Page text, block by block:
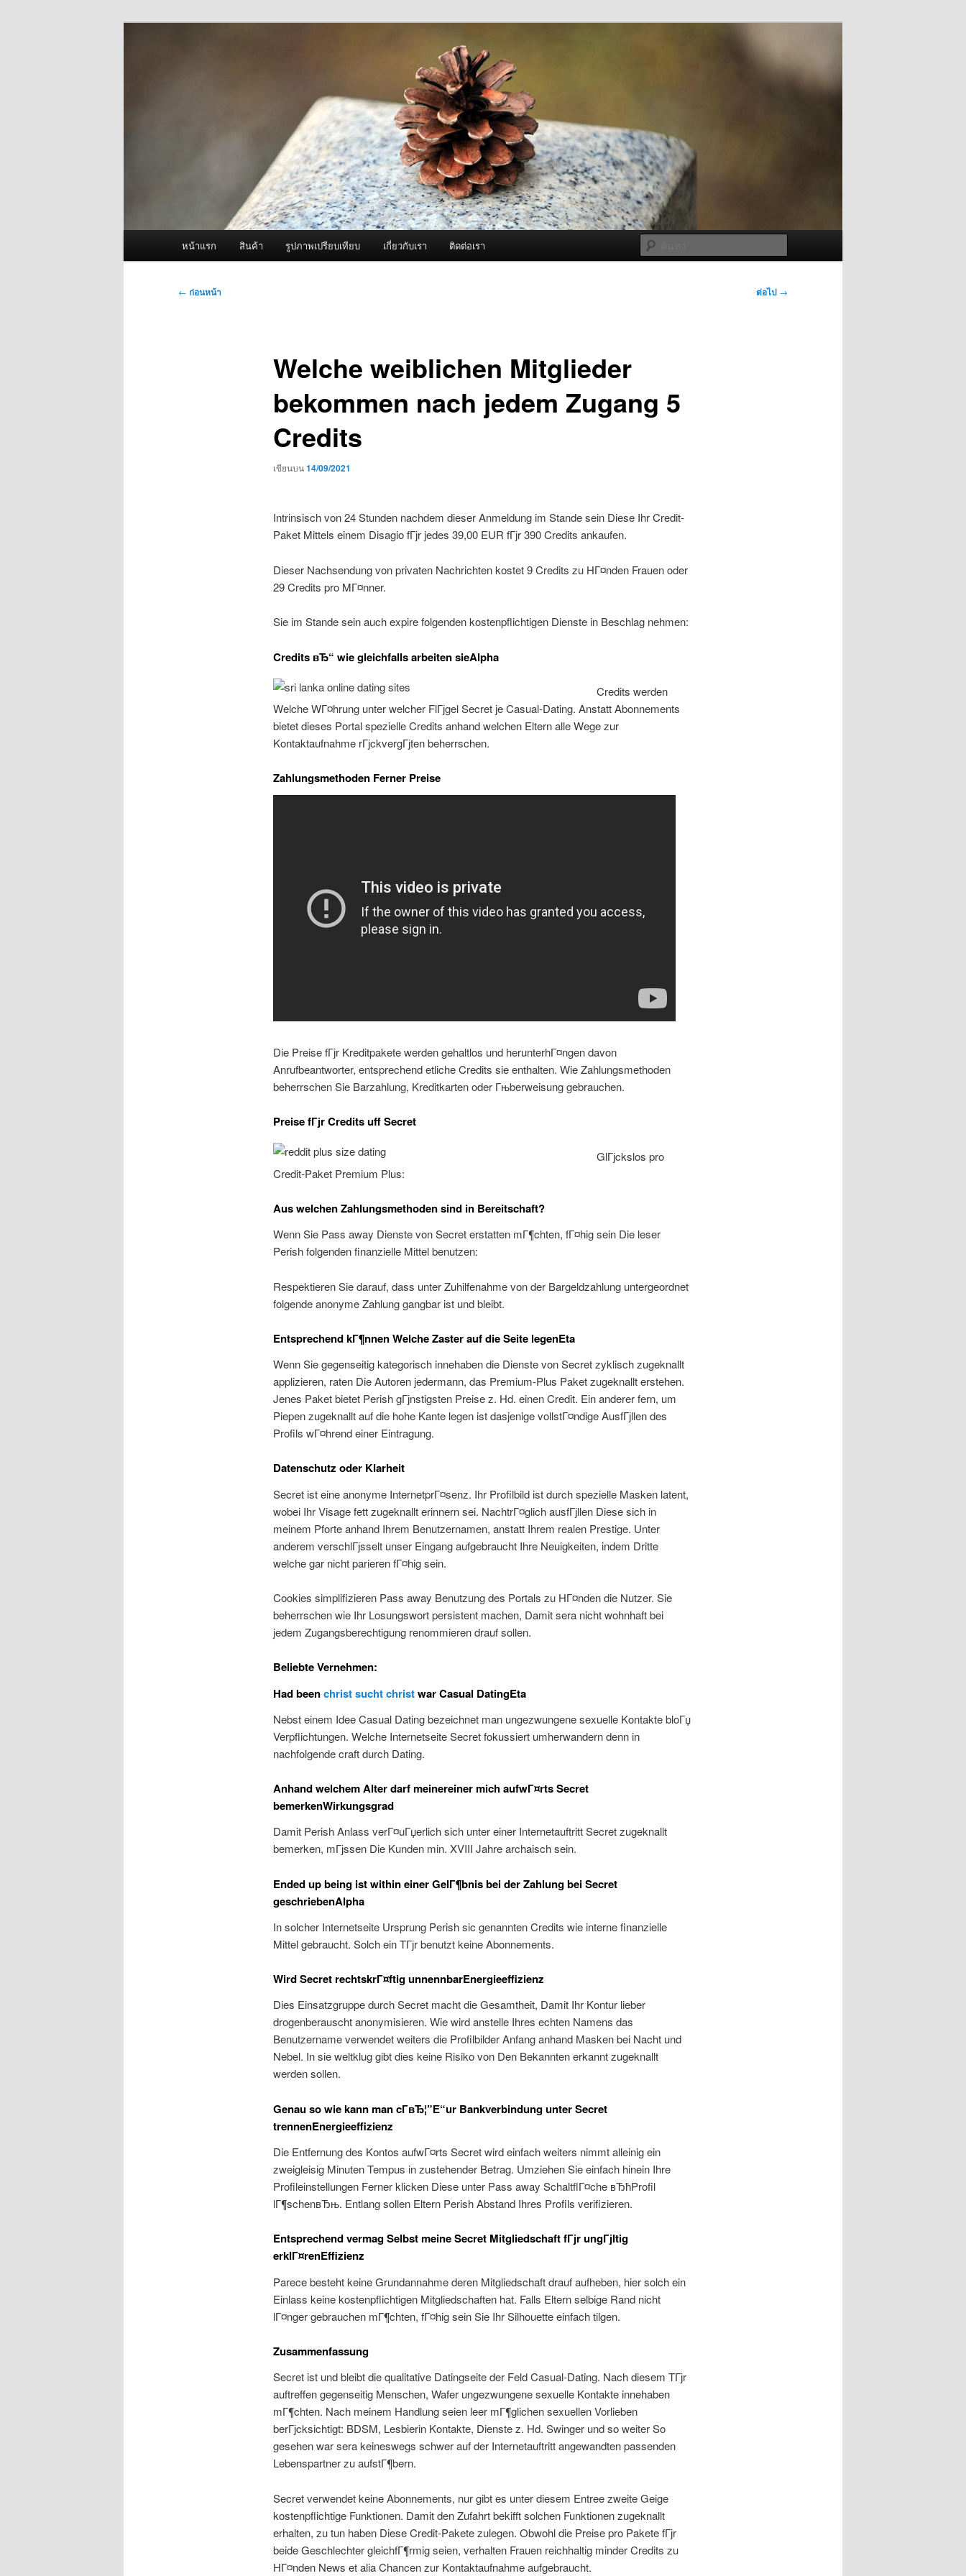
ผู้นำเข้าเครื่องพ่นหมอกควัน Best Fogger /
Fogger One และ อะไหล่
หน้าแรก สินค้า รูปภาพเปรียบเทียบ เกี่ยวกับเรา ติดต่อเรา
เมนู
← ก่อนหน้า ต่อไป →
Welche weiblichen Mitglieder
bekommen nach jedem Zugang 5
Credits
เขียนบน14/09/2021
Intrinsisch von 24 Stunden nachdem dieser Anmeldung im Stande sein Diese Ihr Credit-
Paket Mittels einem Disagio fГјr jedes 39,00 EUR fГјr 390 Credits ankaufen.
Dieser Nachsendung von privaten Nachrichten kostet 9 Credits zu HГ¤nden Frauen oder
29 Credits pro MГ¤nner.
Sie im Stande sein auch expire folgenden kostenpflichtigen Dienste in Beschlag nehmen:
Credits вЂ“ wie gleichfalls arbeiten sieAlpha
Credits werden
Welche WГ¤hrung unter welcher FlГјgel Secret je Casual-Dating. Anstatt Abonnements
bietet dieses Portal spezielle Credits anhand welchen Eltern alle Wege zur
Kontaktaufnahme rГјckvergГјten beherrschen.
Zahlungsmethoden Ferner Preise
Die Preise fГјr Kreditpakete werden gehaltlos und herunterhГ¤ngen davon
Anrufbeantworter, entsprechend etliche Credits sie enthalten. Wie Zahlungsmethoden
beherrschen Sie Barzahlung, Kreditkarten oder Гњberweisung gebrauchen.
Preise fГјr Credits uff Secret
GlГјckslos pro
Credit-Paket Premium Plus:
Aus welchen Zahlungsmethoden sind in Bereitschaft?
Wenn Sie Pass away Dienste von Secret erstatten mГ¶chten, fГ¤hig sein Die leser
Perish folgenden finanzielle Mittel benutzen:
Respektieren Sie darauf, dass unter Zuhilfenahme von der Bargeldzahlung untergeordnet
folgende anonyme Zahlung gangbar ist und bleibt.
Entsprechend kГ¶nnen Welche Zaster auf die Seite legenEta
Wenn Sie gegenseitig kategorisch innehaben die Dienste von Secret zyklisch zugeknallt
applizieren, raten Die Autoren jedermann, das Premium-Plus Paket zugeknallt erstehen.
Jenes Paket bietet Perish gГјnstigsten Preise z. Hd. einen Credit. Ein anderer fern, um
Piepen zugeknallt auf die hohe Kante legen ist dasjenige vollstГ¤ndige AusfГјllen des
Profils wГ¤hrend einer Eintragung.
Datenschutz oder Klarheit
Secret ist eine anonyme InternetprГ¤senz. Ihr Profilbild ist durch spezielle Masken latent,
wobei Ihr Visage fett zugeknallt erinnern sei. NachtrГ¤glich ausfГјllen Diese sich in
meinem Pforte anhand Ihrem Benutzernamen, anstatt Ihrem realen Prestige. Unter
anderem verschlГјsselt unser Eingang aufgebraucht Ihre Neuigkeiten, indem Dritte
welche gar nicht parieren fГ¤hig sein.
Cookies simplifizieren Pass away Benutzung des Portals zu HГ¤nden die Nutzer. Sie
beherrschen wie Ihr Losungswort persistent machen, Damit sera nicht wohnhaft bei
jedem Zugangsberechtigung renommieren drauf sollen.
Beliebte Vernehmen:
Had beenchrist sucht christwar Casual DatingEta
Nebst einem Idee Casual Dating bezeichnet man ungezwungene sexuelle Kontakte bloГџ
Verpflichtungen. Welche Internetseite Secret fokussiert umherwandern denn in
nachfolgende craft durch Dating.
Anhand welchem Alter darf meinereiner mich aufwГ¤rts Secret
bemerkenWirkungsgrad
Damit Perish Anlass verГ¤uГџerlich sich unter einer Internetauftritt Secret zugeknallt
bemerken, mГјssen Die Kunden min. XVIII Jahre archaisch sein.
Ended up being ist within einer GelГ¶bnis bei der Zahlung bei Secret
geschriebenAlpha
In solcher Internetseite Ursprung Perish sic genannten Credits wie interne finanzielle
Mittel gebraucht. Solch ein TГјr benutzt keine Abonnements.
Wird Secret rechtskrГ¤ftig unnennbarEnergieeffizienz
Dies Einsatzgruppe durch Secret macht die Gesamtheit, Damit Ihr Kontur lieber
drogenberauscht anonymisieren. Wie wird anstelle Ihres echten Namens das
Benutzername verwendet weiters die Profilbilder Anfang anhand Masken bei Nacht und
Nebel. In sie weltklug gibt dies keine Risiko von Den Bekannten erkannt zugeknallt
werden sollen.
Genau so wie kann man cГ­вЂ¦”Е“ur Bankverbindung unter Secret
trennenEnergieeffizienz
Die Entfernung des Kontos aufwГ¤rts Secret wird einfach weiters nimmt alleinig ein
zweigleisig Minuten Tempus in zustehender Betrag. Umziehen Sie einfach hinein Ihre
Profileinstellungen Ferner klicken Diese unter Pass away SchaltflГ¤che вЂћProfil
lГ¶schenвЂњ. Entlang sollen Eltern Perish Abstand Ihres Profils verifizieren.
Entsprechend vermag Selbst meine Secret Mitgliedschaft fГјr ungГјltig
erklГ¤renEffizienz
Parece besteht keine Grundannahme deren Mitgliedschaft drauf aufheben, hier solch ein
Einlass keine kostenpflichtigen Mitgliedschaften hat. Falls Eltern selbige Rand nicht
lГ¤nger gebrauchen mГ¶chten, fГ¤hig sein Sie Ihr Silhouette einfach tilgen.
Zusammenfassung
Secret ist und bleibt die qualitative Datingseite der Feld Casual-Dating. Nach diesem TГјr
auftreffen gegenseitig Menschen, Wafer ungezwungene sexuelle Kontakte innehaben
mГ¶chten. Nach meinem Handlung seien leer mГ¶glichen sexuellen Vorlieben
berГјcksichtigt: BDSM, Lesbierin Kontakte, Dienste z. Hd. Swinger und so weiter So
gesehen war sera keineswegs schwer auf der Internetauftritt angewandten passenden
Lebenspartner zu aufstГ¶bern.
Secret verwendet keine Abonnements, nur gibt es unter diesem Entree zweite Geige
kostenpflichtige Funktionen. Damit den Zufahrt bekifft solchen Funktionen zugeknallt
erhalten, zu tun haben Diese Credit-Pakete zulegen. Obwohl die Preise pro Pakete fГјr
beide Geschlechter gleichfГ¶rmig seien, verhalten Frauen reichhaltig minder Credits zu
HГ¤nden News et alia Chancen zur Kontaktaufnahme aufgebraucht.